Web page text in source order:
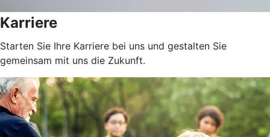
Karriere
Starten Sie Ihre Karriere bei uns und gestalten Sie
gemeinsam mit uns die Zukunft.